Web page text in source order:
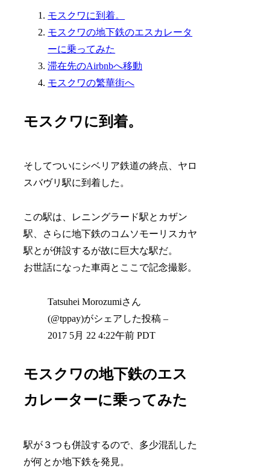
モスクワに到着。
モスクワの地下鉄のエスカレータ
ーに乗ってみた
滞在先のAirbnbへ移動
モスクワの繁華街へ
モスクワに到着。
そしてついにシベリア鉄道の終点、ヤロ
スバヴリ駅に到着した。
この駅は、レニングラード駅とカザン
駅、さらに地下鉄のコムソモーリスカヤ
駅とが併設するが故に巨大な駅だ。
お世話になった車両とここで記念撮影。
Tatsuhei Morozumiさん
(@tppay)がシェアした投稿 –
2017 5月 22 4:22午前 PDT
モスクワの地下鉄のエス
カレーターに乗ってみた
駅が３つも併設するので、多少混乱した
が何とか地下鉄を発見。